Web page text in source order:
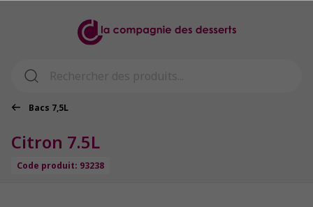
Bacs 7,5L
Citron 7.5L
Code produit: 93238